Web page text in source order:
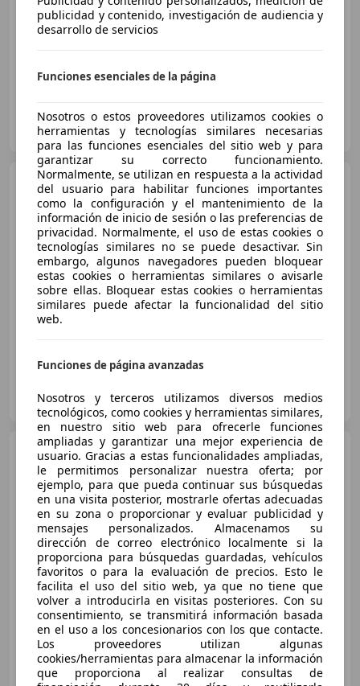
Precio justo
Particular
ES-46185 la Pobla de Vallbona
Fiat 500L1.4 Lounge
€ 8.999 1
Sin comparación
03/2013 99.000 km Gasolina 70 kW (95 CV)
ES-8820 EL PRAT DE LLOBREGAT
Fiat 500L1.4 120th
Aniversario
€ 10.990
Sin comparación
11/2019 49.198 km Gasolina 70 kW (95 CV)
FLEXICAR MADRID GRUPO
ES-2870 SAN SEBASTIAN DE LOS REYES
publicidad y contenido, investigación de audiencia y
desarrollo de servicios
Funciones esenciales de la página
Nosotros o estos proveedores utilizamos cookies o
herramientas y tecnologías similares necesarias
para las funciones esenciales del sitio web y para
garantizar su correcto funcionamiento.
Normalmente, se utilizan en respuesta a la actividad
del usuario para habilitar funciones importantes
como la configuración y el mantenimiento de la
información de inicio de sesión o las preferencias de
privacidad. Normalmente, el uso de estas cookies o
tecnologías similares no se puede desactivar. Sin
embargo, algunos navegadores pueden bloquear
estas cookies o herramientas similares o avisarle
sobre ellas. Bloquear estas cookies o herramientas
similares puede afectar la funcionalidad del sitio
web.
Funciones de página avanzadas
Nosotros y terceros utilizamos diversos medios
tecnológicos, como cookies y herramientas similares,
en nuestro sitio web para ofrecerle funciones
ampliadas y garantizar una mejor experiencia de
usuario. Gracias a estas funcionalidades ampliadas,
le permitimos personalizar nuestra oferta; por
ejemplo, para que pueda continuar sus búsquedas
en una visita posterior, mostrarle ofertas adecuadas
en su zona o proporcionar y evaluar publicidad y
mensajes personalizados. Almacenamos su
dirección de correo electrónico localmente si la
proporciona para búsquedas guardadas, vehículos
favoritos o para la evaluación de precios. Esto le
facilita el uso del sitio web, ya que no tiene que
volver a introducirla en visitas posteriores. Con su
consentimiento, se transmitirá información basada
en el uso a los concesionarios con los que contacte.
Los proveedores utilizan algunas
cookies/herramientas para almacenar la información
que proporciona al realizar consultas de